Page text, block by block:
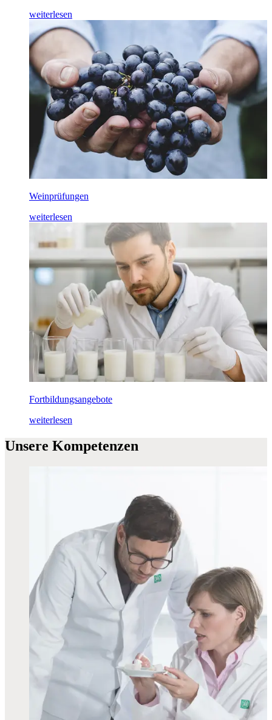
weiterlesen
Weinprüfungen
weiterlesen
Fortbildungsangebote
weiterlesen
Unsere Kompetenzen